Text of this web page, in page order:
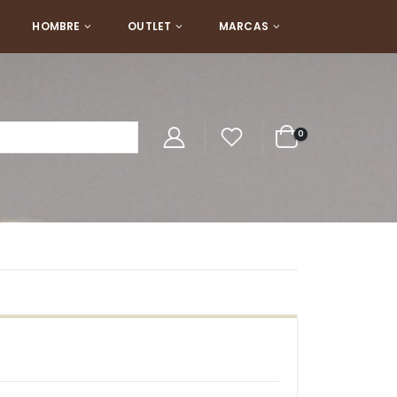
HOMBRE OUTLET MARCAS
0